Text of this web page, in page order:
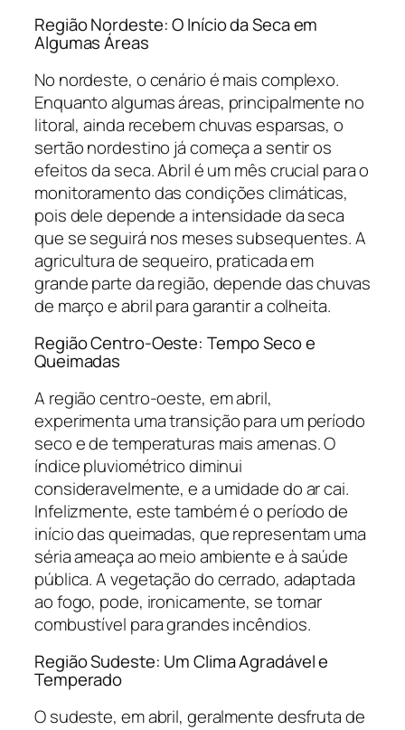
Região Nordeste: O Início da Seca em
Algumas Áreas
No nordeste, o cenário é mais complexo.
Enquanto algumas áreas, principalmente no
litoral, ainda recebem chuvas esparsas, o
sertão nordestino já começa a sentir os
efeitos da seca. Abril é um mês crucial para o
monitoramento das condições climáticas,
pois dele depende a intensidade da seca
que se seguirá nos meses subsequentes. A
agricultura de sequeiro, praticada em
grande parte da região, depende das chuvas
de março e abril para garantir a colheita.
Região Centro-Oeste: Tempo Seco e
Queimadas
A região centro-oeste, em abril,
experimenta uma transição para um período
seco e de temperaturas mais amenas. O
índice pluviométrico diminui
consideravelmente, e a umidade do ar cai.
Infelizmente, este também é o período de
início das queimadas, que representam uma
séria ameaça ao meio ambiente e à saúde
pública. A vegetação do cerrado, adaptada
ao fogo, pode, ironicamente, se tornar
combustível para grandes incêndios.
Região Sudeste: Um Clima Agradável e
Temperado
O sudeste, em abril, geralmente desfruta de